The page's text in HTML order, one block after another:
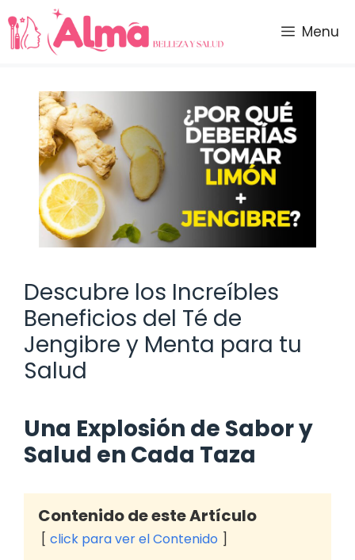
Saltar
al
contenido
Menu
Descubre los Increíbles
Beneficios del Té de
Jengibre y Menta para tu
Salud
Una Explosión de Sabor y
Salud en Cada Taza
Contenido de este Artículo
click para ver el Contenido